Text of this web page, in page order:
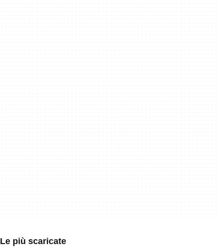
Le più scaricate